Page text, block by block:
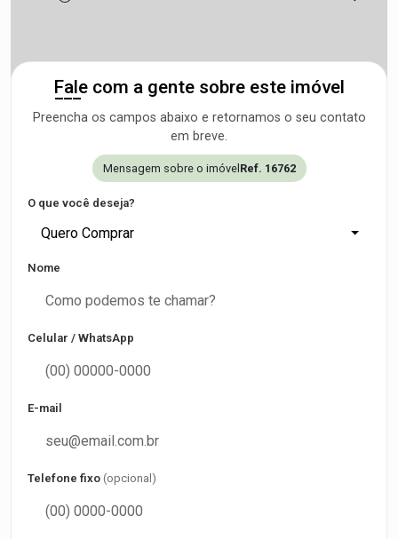
Fale com a gente sobre este imóvel
Preencha os campos abaixo e retornamos o seu contato
em breve.
Mensagem sobre o imóvel Ref. 16762
O que você deseja?
Quero Comprar
Nome
Celular / WhatsApp
E-mail
Telefone fixo (opcional)